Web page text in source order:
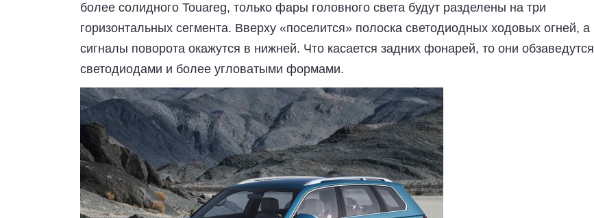
более солидного Touareg, только фары головного света будут разделены на три
горизонтальных сегмента. Вверху «поселится» полоска светодиодных ходовых огней, а
сигналы поворота окажутся в нижней. Что касается задних фонарей, то они обзаведутся
светодиодами и более угловатыми формами.